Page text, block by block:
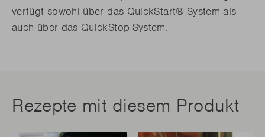
verfügt sowohl über das QuickStart®-System als
auch über das QuickStop-System.
Rezepte mit diesem Produkt